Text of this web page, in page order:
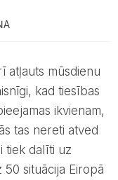
kad tiesības
ikvienam,
tas nereti atved
tiek dalīti uz
situācija Eiropā